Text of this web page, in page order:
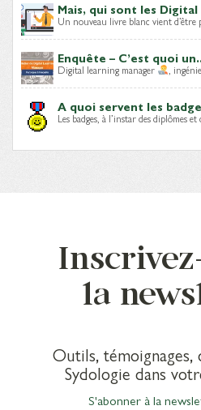
Mais, qui sont les
Un nouveau livre blanc vient
Enquête – C’est quoi
Digital learning manager ,
A quoi servent les
Les badges, à l’instar des diplômes
la
Outils, témoignages,
Sydologie dans
S'abonner à la